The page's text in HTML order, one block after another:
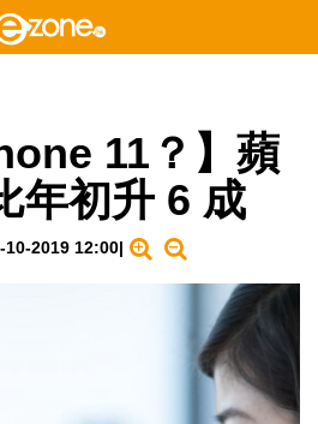
11？】蘋
年初升 6 成
10-2019 12:00|